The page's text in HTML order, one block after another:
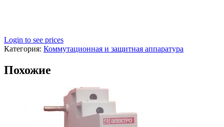
Login to see prices
Категория: Коммутационная и защитная аппаратура
Похожие